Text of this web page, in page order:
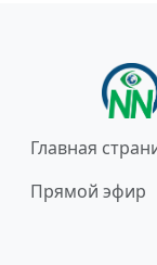
Главная
Прямой эфир